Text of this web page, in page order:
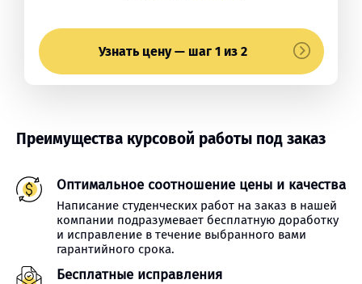
Узнать цену — шаг 1 из 2
Преимущества курсовой работы под заказ
Оптимальное соотношение цены и качества
Написание студенческих работ на заказ в нашей
компании подразумевает бесплатную доработку
и исправление в течение выбранного вами
гарантийного срока.
Бесплатные исправления